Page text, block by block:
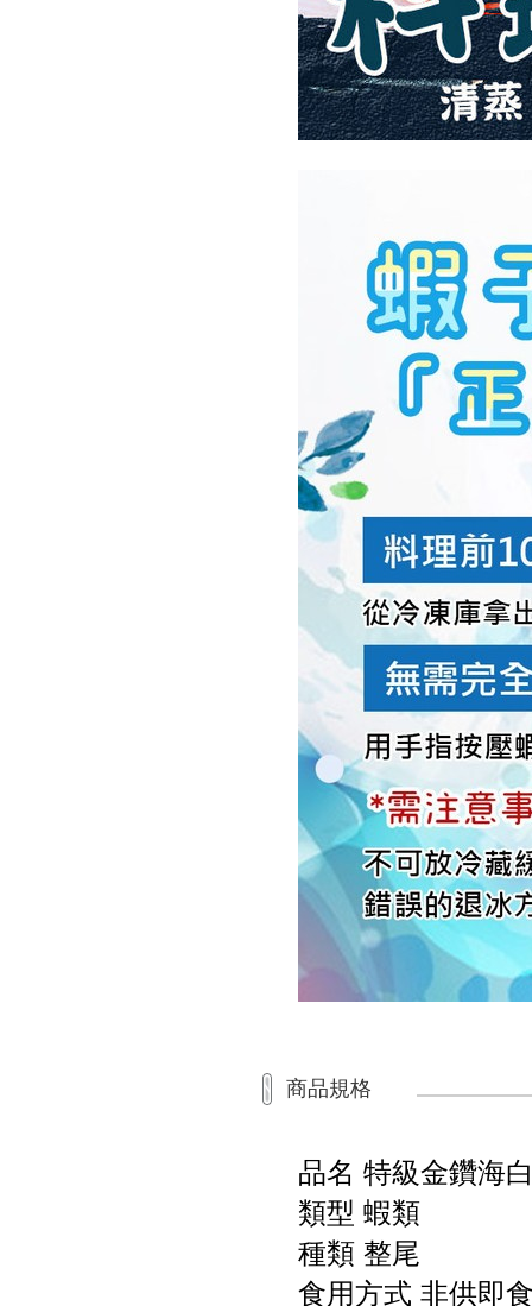
商品規格
品名 特級金鑽海
類型 蝦類
種類 整尾
食用方式 非供即